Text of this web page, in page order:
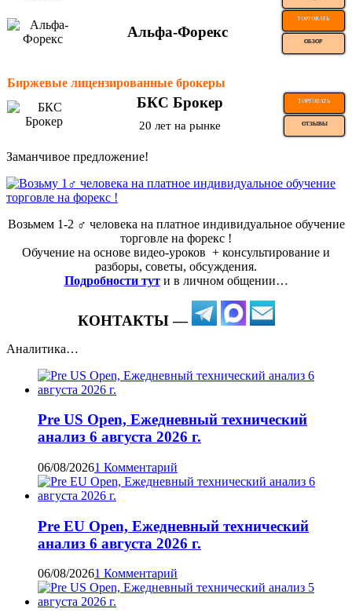
Альфа-Форекс
ТОРГОВАТЬ
ОБЗОР
Биржевые лицензированные брокеры
БКС Брокер ТОРГОВАТЬ
20 лет на рынке ОТЗЫВЫ
Заманчивое предложение!
Возьмем 1-2 ‍♂️ человека на платное индивидуальное обучение
торговле на форекс !
Обучение на основе видео-уроков ️ + консультирование и
разборы, советы, обсуждения.
Подробности тут и в личном общении…
КОНТАКТЫ —
Аналитика…
Pre US Open, Ежедневный технический
анализ 6 августа 2026 г.
06/08/20261 Комментарий
Pre EU Open, Ежедневный технический
анализ 6 августа 2026 г.
06/08/20261 Комментарий